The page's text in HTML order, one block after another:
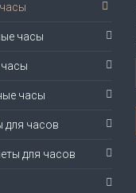
часы
часы
для часов
для часов